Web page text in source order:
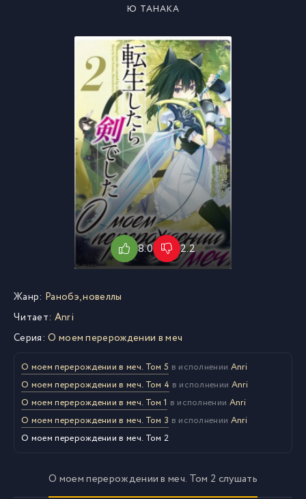
Ю ТАНАКА
8.0 2.2
Жанр: Ранобэ, новеллы
Читает: Anri
Серия: О моем перерождении в меч
О моем перерождении в меч. Том 5 в исполнении Anri
О моем перерождении в меч. Том 4 в исполнении Anri
О моем перерождении в меч. Том 1 в исполнении Anri
О моем перерождении в меч. Том 3 в исполнении Anri
О моем перерождении в меч. Том 2
О моем перерождении в меч. Том 2 слушать